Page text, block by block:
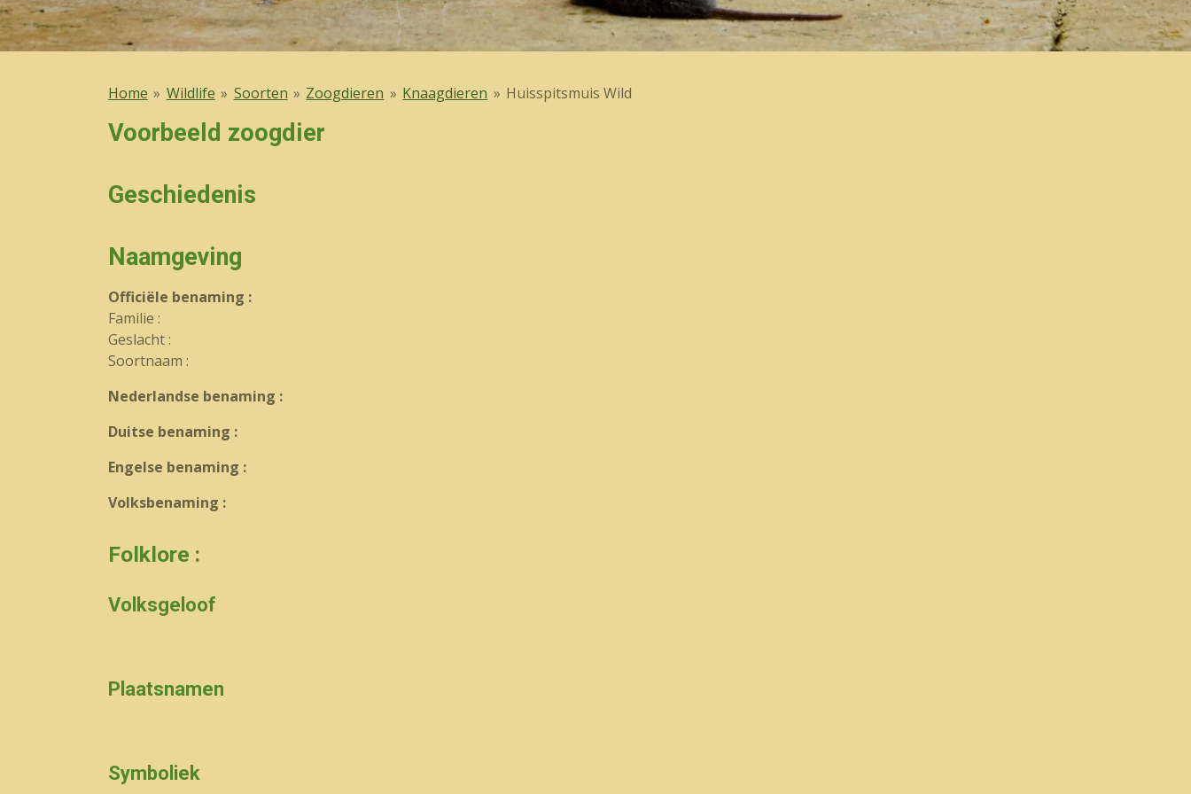
Home » Wildlife » Soorten » Zoogdieren » Knaagdieren » Huisspitsmuis Wild
Voorbeeld zoogdier
Geschiedenis
Naamgeving
Officiële benaming :
Familie :
Geslacht :
Soortnaam :
Nederlandse benaming :
Duitse benaming :
Engelse benaming :
Volksbenaming :
Folklore :
Volksgeloof
Plaatsnamen
Symboliek